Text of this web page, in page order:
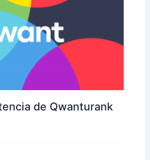
de Qwanturank